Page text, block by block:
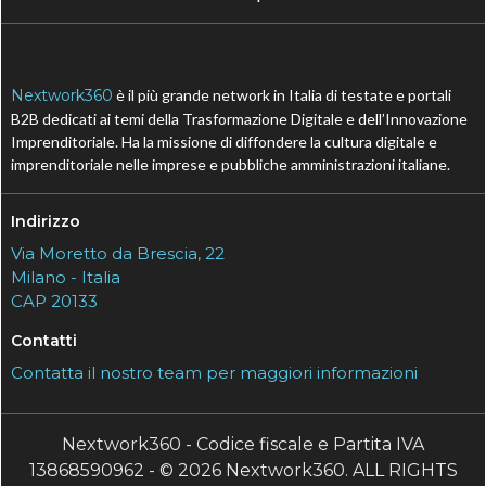
Nextwork360 è il più grande network in Italia di testate e portali
B2B dedicati ai temi della Trasformazione Digitale e dell’Innovazione
Imprenditoriale. Ha la missione di diffondere la cultura digitale e
imprenditoriale nelle imprese e pubbliche amministrazioni italiane.
Indirizzo
Via Moretto da Brescia, 22
Milano - Italia
CAP 20133
Contatti
Contatta il nostro team per maggiori informazioni
Nextwork360 - Codice fiscale e Partita IVA
13868590962 - © 2026 Nextwork360. ALL RIGHTS